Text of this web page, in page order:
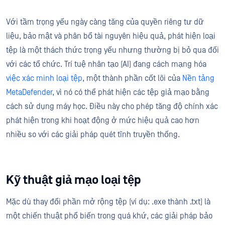
Với tầm trọng yếu ngày càng tăng của quyền riêng tư dữ
liệu, bảo mật và phân bổ tài nguyên hiệu quả, phát hiện loại
tệp là một thách thức trọng yếu nhưng thường bị bỏ qua đối
với các tổ chức. Trí tuệ nhân tạo (AI) đang cách mạng hóa
việc xác minh loại tệp, một thành phần cốt lõi của Nền tảng
MetaDefender, vì nó có thể phát hiện các tệp giả mạo bằng
cách sử dụng máy học. Điều này cho phép tăng độ chính xác
phát hiện trong khi hoạt động ở mức hiệu quả cao hơn
nhiều so với các giải pháp quét tĩnh truyền thống.
Kỹ thuật giả mạo loại tệp
Mặc dù thay đổi phần mở rộng tệp (ví dụ: .exe thành .txt) là
một chiến thuật phổ biến trong quá khứ, các giải pháp bảo